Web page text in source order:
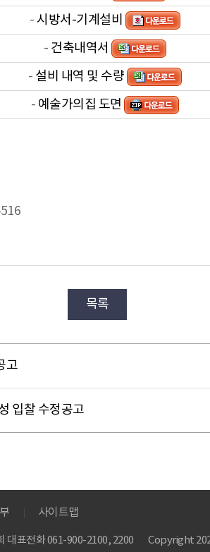
-시방서-기계설비
- 건축내역서
- 설비 내역 및 수량
- 예술가의집 도면
목록
고
입찰 수정공고
사이트맵
대표전화 061-900-2100, 2200 Copyright